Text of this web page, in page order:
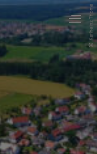
Karlheinz Thoma